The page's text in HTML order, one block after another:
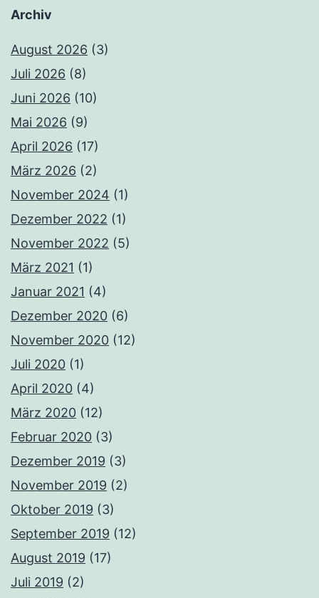
Archiv
August 2026 (3)
Juli 2026 (8)
Juni 2026 (10)
Mai 2026 (9)
April 2026 (17)
März 2026 (2)
November 2024 (1)
Dezember 2022 (1)
November 2022 (5)
März 2021 (1)
Januar 2021 (4)
Dezember 2020 (6)
November 2020 (12)
Juli 2020 (1)
April 2020 (4)
März 2020 (12)
Februar 2020 (3)
Dezember 2019 (3)
November 2019 (2)
Oktober 2019 (3)
September 2019 (12)
August 2019 (17)
Juli 2019 (2)